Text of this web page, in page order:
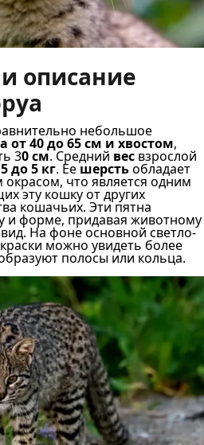
описание
небольшое
от 40 до 65 см и хвостом,
30 см. Средний вес взрослой
до 5 кг. Еешерстьобладает
что является одним
эту кошку от других
кошачьих. Эти пятна
и форме, придавая животному
На фоне основной светло-
можно увидеть более
полосы или кольца.